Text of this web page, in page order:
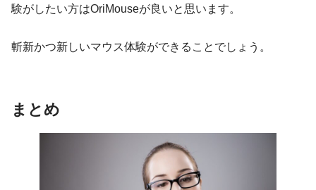
験がしたい方はOriMouseが良いと思います。
斬新かつ新しいマウス体験ができることでしょう。
まとめ